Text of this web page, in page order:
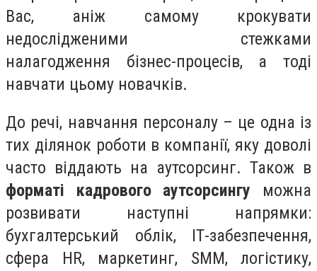
Вас, аніж самому крокувати
недослідженими стежками
налагодження бізнес-процесів, а тоді
навчати цьому новачків.
До речі, навчання персоналу – це одна із
тих ділянок роботи в компанії, яку доволі
часто віддають на аутсорсинг. Також в
форматі кадрового аутсорсингу можна
розвивати наступні напрямки:
бухгалтерський облік, ІТ-забезпечення,
сфера HR, маркетинг, SMM, логістику,